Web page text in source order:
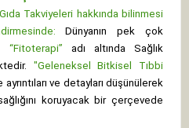
Takviyeleri hakkında bilinmesi
Dünyanın pek çok
“Fitoterapi” adı altında Sağlık
"Geleneksel Bitkisel Tıbbi
ve detayları düşünülerek
sağlığını koruyacak bir çerçevede